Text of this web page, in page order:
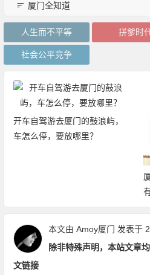
厦门全知道
人生而不平等 拼爹时
社会公平竞争
，
厦门垃圾分类和上海垃圾分类
本文由 Amoy厦门 发表于
除非特殊声明，本站文章
文链接